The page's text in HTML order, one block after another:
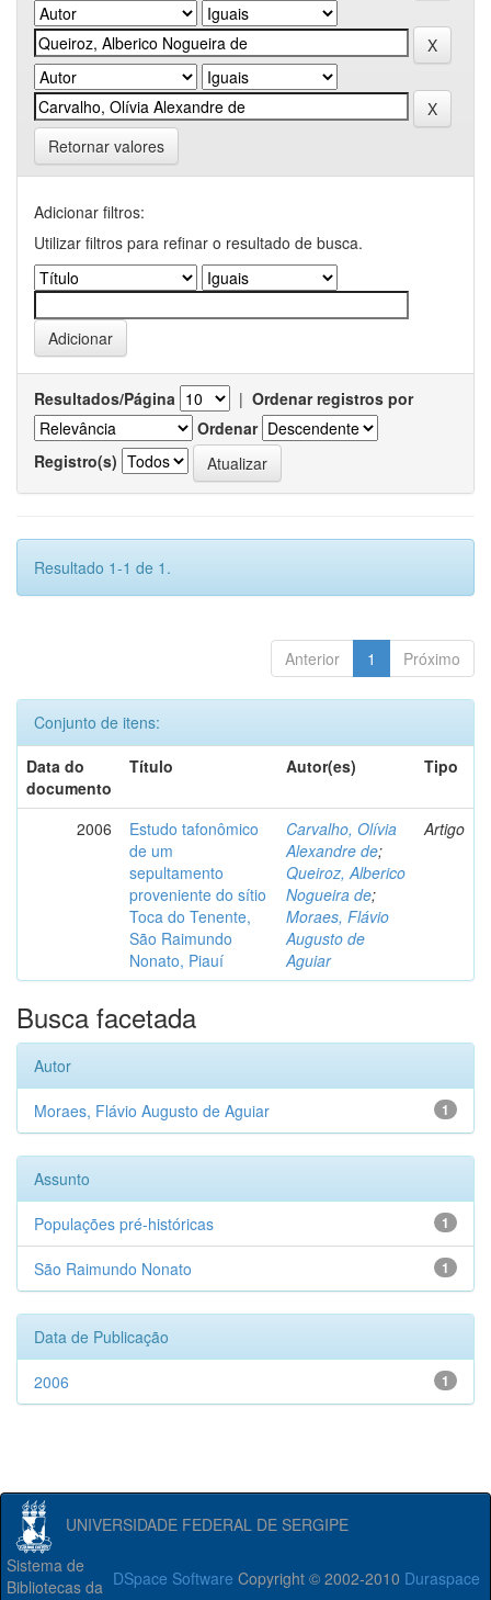
Retornar valores
Adicionar filtros:
Utilizar filtros para refinar o resultado de busca.
Resultados/Página | Ordenar registros por
Ordenar
Registro(s)
Resultado 1-1 de 1.
Anterior 1 Próximo
Conjunto de itens:
Data do
documento
Título Autor(es) Tipo
2006
Estudo tafonômico
de um
sepultamento
proveniente do sítio
Toca do Tenente,
São Raimundo
Nonato, Piauí
Carvalho, Olívia
Alexandre de;
Queiroz, Alberico
Nogueira de;
Moraes, Flávio
Augusto de
Aguiar
Artigo
Busca facetada
Autor
1
Moraes, Flávio Augusto de Aguiar
Assunto
1
Populações pré-históricas
1
São Raimundo Nonato
Data de Publicação
1
2006
UNIVERSIDADE FEDERAL DE SERGIPE
DSpace Software Copyright © 2002-2010 Duraspace
Sistema de
Bibliotecas da